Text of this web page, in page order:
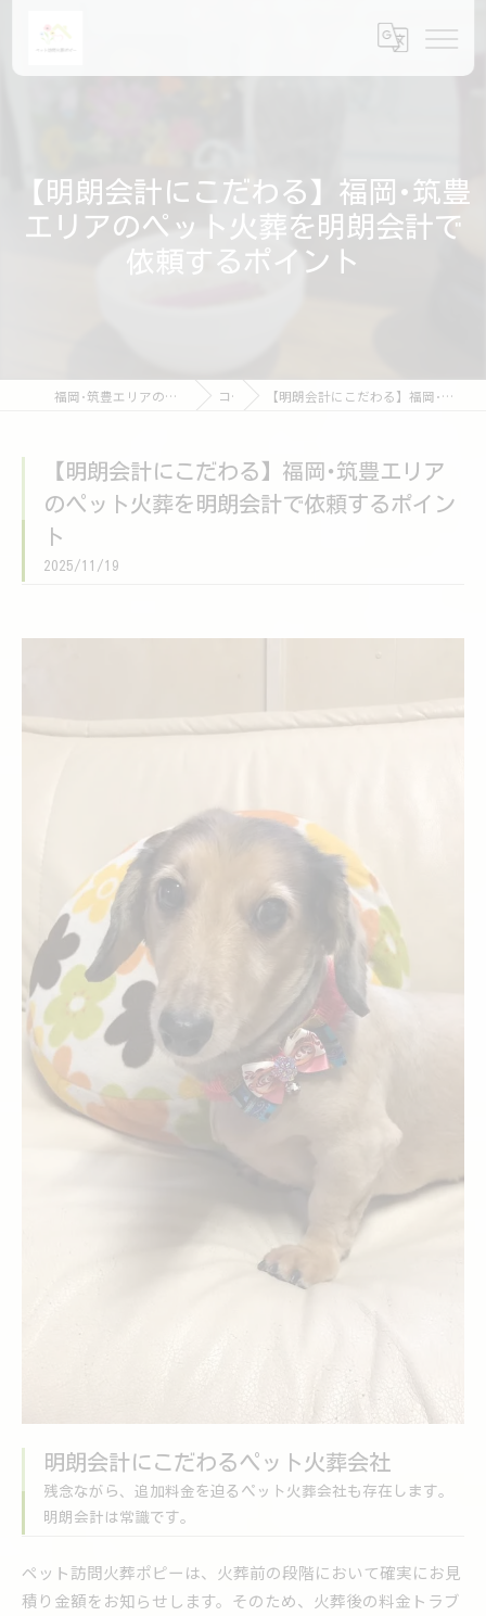
【明朗会計にこだわる】福岡･筑豊
エリアのペット火葬を明朗会計で
依頼するポイント
福岡･筑豊エリアのペット火葬ならペット訪問火葬ポピー コラム 【明朗会計にこだわる】福岡･筑豊エリアのペット火葬を明朗会計で依頼するポイント
【明朗会計にこだわる】福岡･筑豊エリア
のペット火葬を明朗会計で依頼するポイン
ト
2025/11/19
明朗会計にこだわるペット火葬会社
残念ながら、追加料金を迫るペット火葬会社も存在します。
明朗会計は常識です。
ペット訪問火葬ポピーは、火葬前の段階において確実にお見
積り金額をお知らせします。そのため、火葬後の料金トラブ